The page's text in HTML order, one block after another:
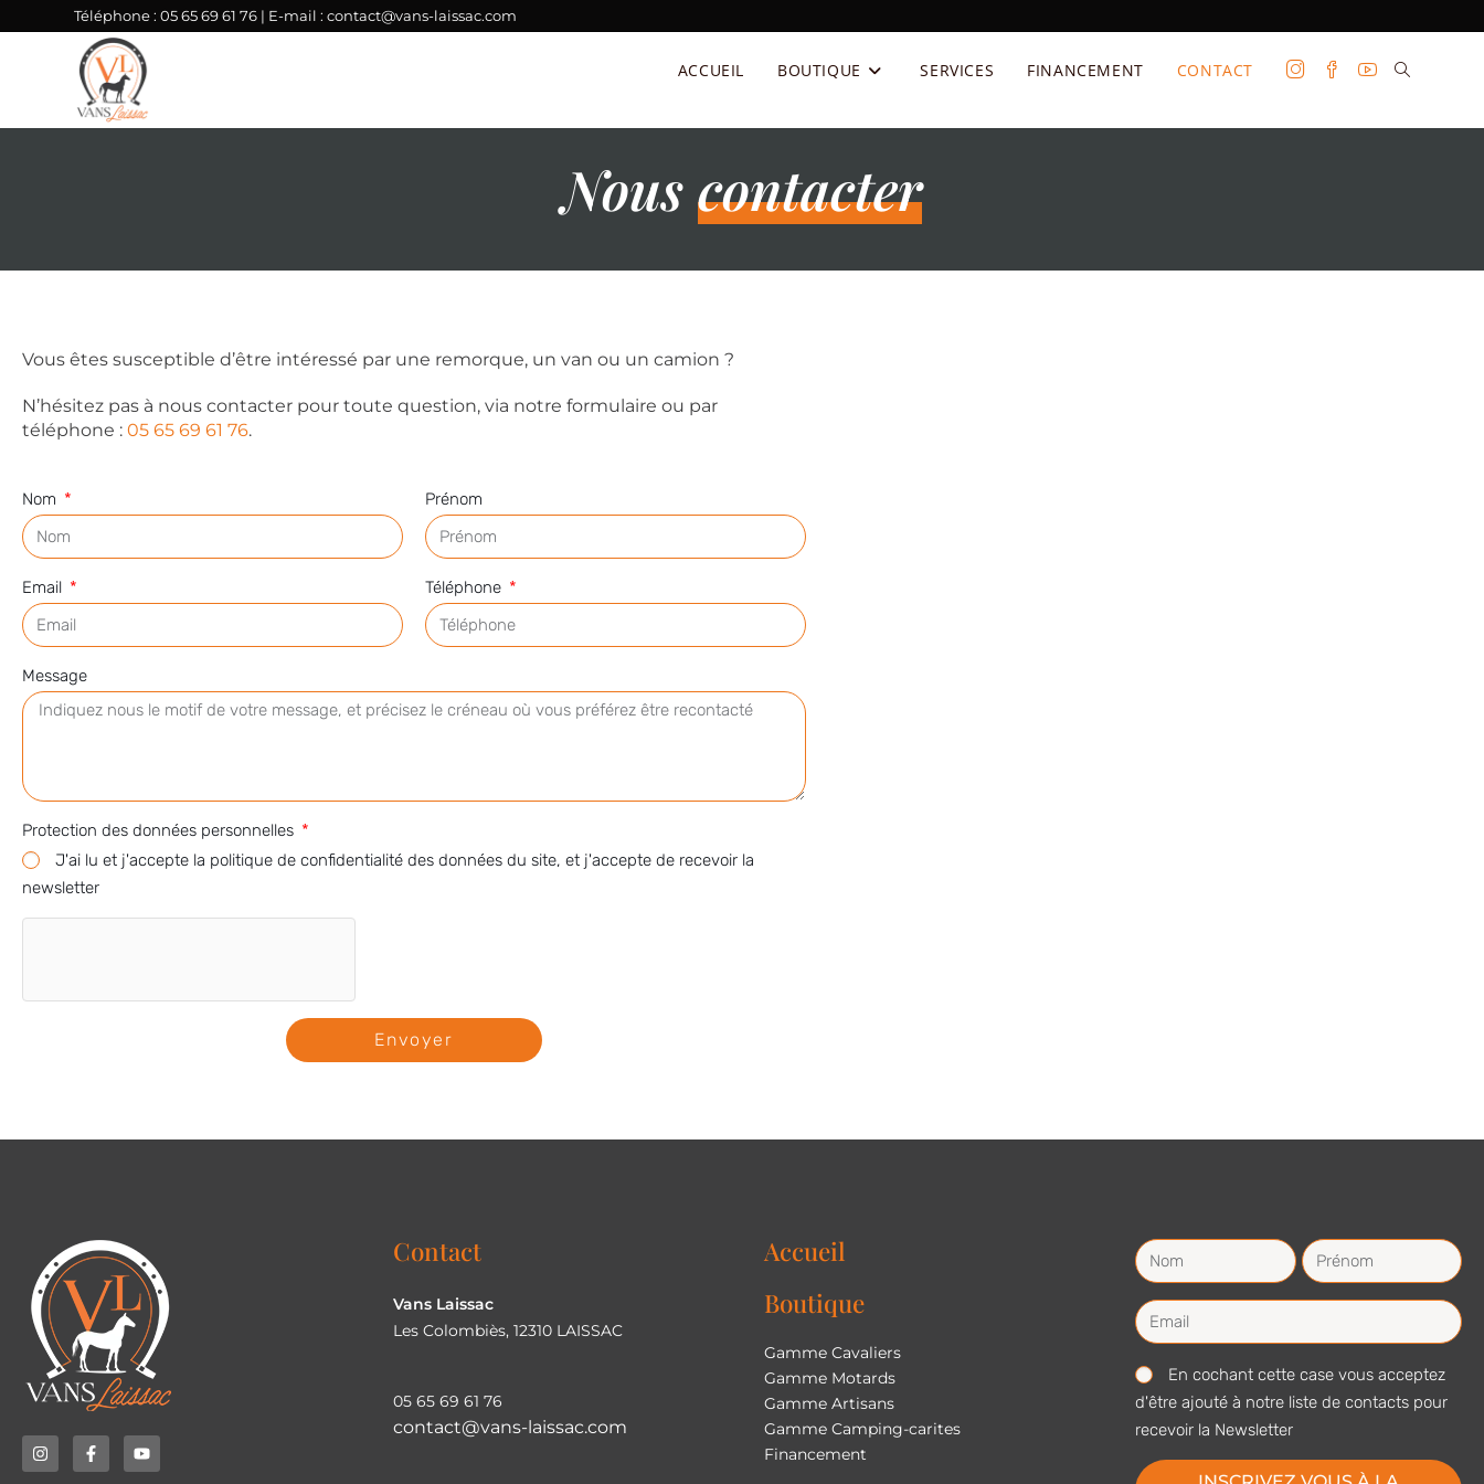
Téléphone :05 65 69 61 76 | E-mail :contact@vans-laissac.com
ACCUEIL BOUTIQUE SERVICES FINANCEMENT CONTACT
Nous contacter
Vous êtes susceptible d’être intéressé par une remorque, un van ou un camion ?
N’hésitez pas à nous contacter pour toute question, via notre formulaire ou par
téléphone : 05 65 69 61 76.
Nom Prénom
Email Téléphone
Message
Protection des données personnelles
J'ai lu et j'accepte la politique de confidentialité des données du site, et j'accepte de recevoir la
newsletter
Envoyer
Contact
Vans Laissac
Les Colombiès, 12310 LAISSAC
05 65 69 61 76
contact@vans-laissac.com
Accueil
Boutique
Gamme Cavaliers
Gamme Motards
Gamme Artisans
Gamme Camping-carites
Financement
En cochant cette case vous acceptez
d'être ajouté à notre liste de contacts pour
recevoir la Newsletter